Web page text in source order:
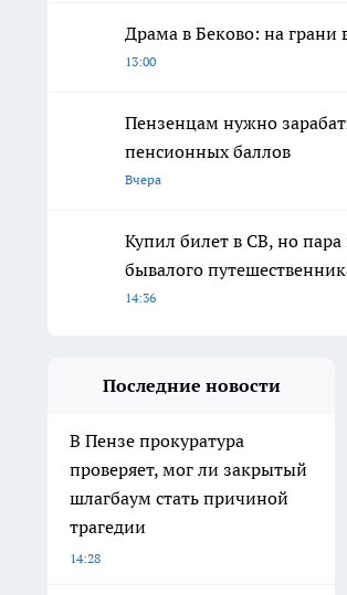
Драма в Беково: на
13:00
Пензенцам нужно
пенсионных баллов
Вчера
Купил билет в СВ, но
бывалого
14:36
Последние новости
В Пензе прокуратура
проверяет, мог ли закрытый
шлагбаум стать причиной
трагедии
14:28